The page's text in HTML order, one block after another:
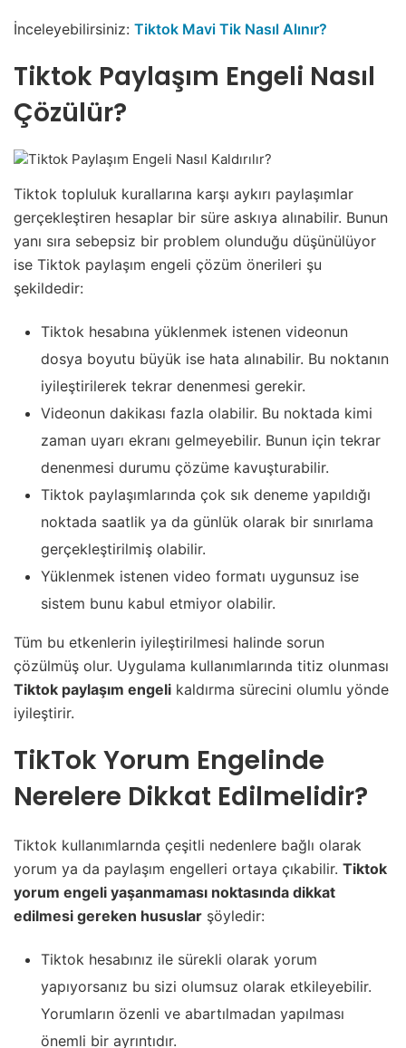
İnceleyebilirsiniz: Tiktok Mavi Tik Nasıl Alınır?
Tiktok Paylaşım Engeli Nasıl
Çözülür?
Tiktok topluluk kurallarına karşı aykırı paylaşımlar
gerçekleştiren hesaplar bir süre askıya alınabilir. Bunun
yanı sıra sebepsiz bir problem olunduğu düşünülüyor
ise Tiktok paylaşım engeli çözüm önerileri şu
şekildedir:
Tiktok hesabına yüklenmek istenen videonun
dosya boyutu büyük ise hata alınabilir. Bu noktanın
iyileştirilerek tekrar denenmesi gerekir.
Videonun dakikası fazla olabilir. Bu noktada kimi
zaman uyarı ekranı gelmeyebilir. Bunun için tekrar
denenmesi durumu çözüme kavuşturabilir.
Tiktok paylaşımlarında çok sık deneme yapıldığı
noktada saatlik ya da günlük olarak bir sınırlama
gerçekleştirilmiş olabilir.
Yüklenmek istenen video formatı uygunsuz ise
sistem bunu kabul etmiyor olabilir.
Tüm bu etkenlerin iyileştirilmesi halinde sorun
çözülmüş olur. Uygulama kullanımlarında titiz olunması
Tiktok paylaşım engeli kaldırma sürecini olumlu yönde
iyileştirir.
TikTok Yorum Engelinde
Nerelere Dikkat Edilmelidir?
Tiktok kullanımlarnda çeşitli nedenlere bağlı olarak
yorum ya da paylaşım engelleri ortaya çıkabilir. Tiktok
yorum engeli yaşanmaması noktasında dikkat
edilmesi gereken hususlar şöyledir:
Tiktok hesabınız ile sürekli olarak yorum
yapıyorsanız bu sizi olumsuz olarak etkileyebilir.
Yorumların özenli ve abartılmadan yapılması
önemli bir ayrıntıdır.